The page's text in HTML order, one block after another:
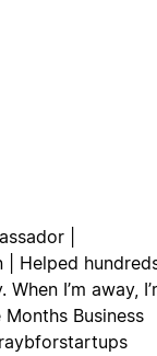
|
| Helped
I’m away,
Business